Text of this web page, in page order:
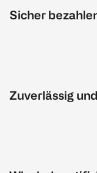
Sicher
Zuverlässig